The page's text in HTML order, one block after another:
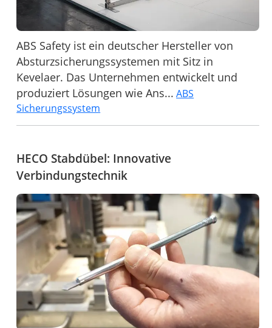
ABS Safety ist ein deutscher Hersteller von
Absturzsicherungssystemen mit Sitz in
Kevelaer. Das Unternehmen entwickelt und
produziert Lösungen wie Ans... ABS
Sicherungssystem
HECO Stabdübel: Innovative
Verbindungstechnik